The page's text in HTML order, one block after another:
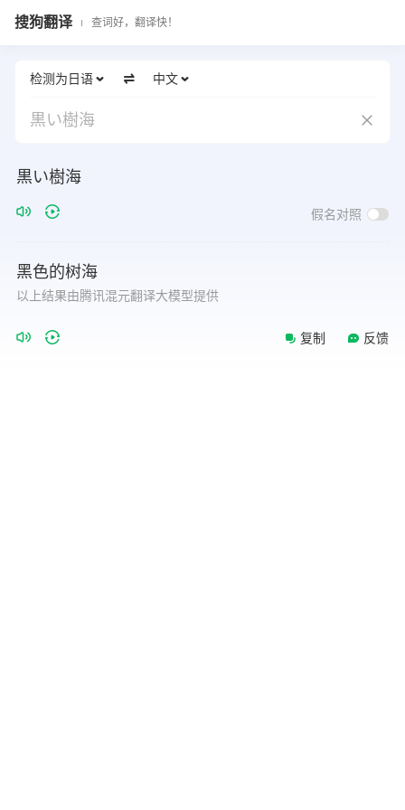
搜狗翻译 查词好，翻译快！
检测为日语 中文
黒い樹海
黒い樹海
假名对照
黑色的树海
以上结果由腾讯混元翻译大模型提供
复制 反馈